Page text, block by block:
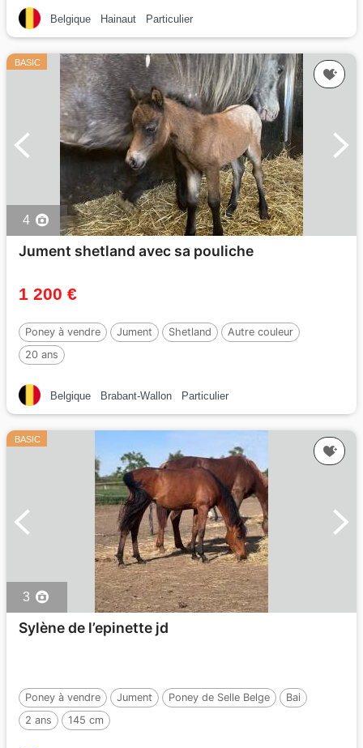
Belgique Hainaut Particulier
BASIC
4
Jument shetland avec sa pouliche
1 200 €
Poney à vendre Jument Shetland
Autre couleur
20 ans
Belgique Brabant-Wallon Particulier
BASIC
3
Sylène de l’epinette jd
Poney à vendre Jument Poney de Selle Belge
Bai
2 ans
145 cm